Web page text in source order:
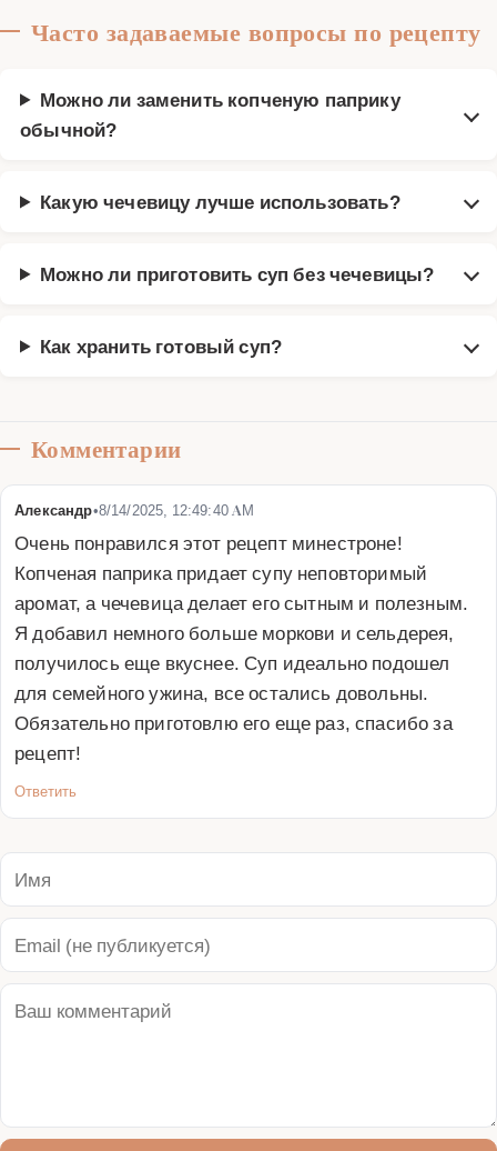
Часто задаваемые вопросы по рецепту
Можно ли заменить копченую паприку
обычной?
Какую чечевицу лучше использовать?
Можно ли приготовить суп без чечевицы?
Как хранить готовый суп?
Комментарии
Александр•8/14/2025, 12:49:40 AM
Очень понравился этот рецепт минестроне!
Копченая паприка придает супу неповторимый
аромат, а чечевица делает его сытным и полезным.
Я добавил немного больше моркови и сельдерея,
получилось еще вкуснее. Суп идеально подошел
для семейного ужина, все остались довольны.
Обязательно приготовлю его еще раз, спасибо за
рецепт!
Ответить